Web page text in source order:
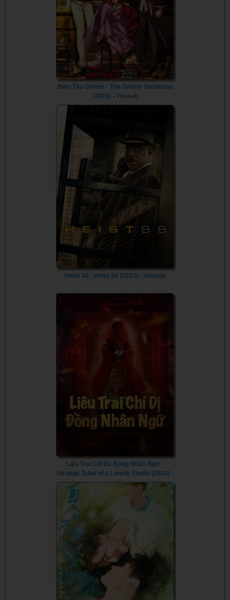
Biến Tấu Grimm - The Grimm Variations
(2024) - Vietsub
Heist 88 - Heist 88 (2023) - Vietsub
Liêu Trai Chí Dị: Đồng Nhân Ngữ -
Strange Tales of a Lonely Studio (2024) -
Vietsub